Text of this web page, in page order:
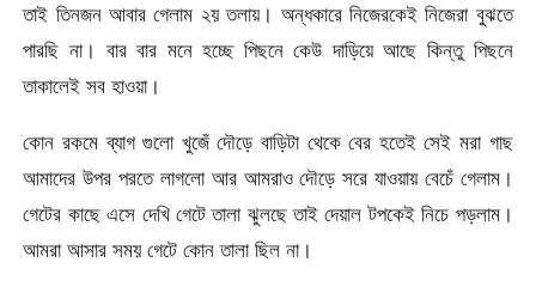
তাই তিনজন আবার গেলাম ২য় তলায়। অন্ধকারে নিজেরকেই নিজেরা বুঝতে
পারছি না। বার বার মনে হচ্ছে পিছনে কেউ দাড়িয়ে আছে কিন্তু পিছনে
তাকালেই সব হাওয়া।
কোন রকমে ব্যাগ গুলো খুজেঁ দৌড়ে বাড়িটা থেকে বের হতেই সেই মরা গাছ
আমাদের উপর পরতে লাগলো আর আমরাও দৌড়ে সরে যাওয়ায় বেচেঁ গেলাম।
গেটের কাছে এসে দেখি গেটে তালা ঝুলছে তাই দেয়াল টপকেই নিচে পড়লাম।
আমরা আসার সময় গেটে কোন তালা ছিল না।